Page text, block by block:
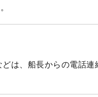
は、船長からの電話